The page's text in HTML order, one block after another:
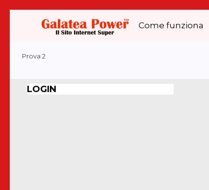
Come funziona
Prova 2
LOGIN